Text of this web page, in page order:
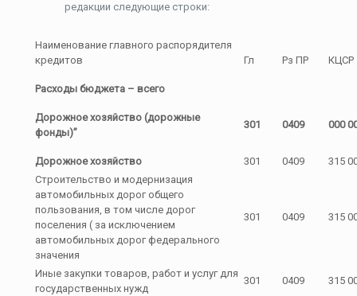
редакции следующие строки:
Наименование главного распорядителя
кредитов
Гл Рз ПР КЦСР
Расходы бюджета – всего
Дорожное хозяйство (дорожные
фонды)”
301 0409 000
Дорожное хозяйство 301 0409
315
Строительство и модернизация
автомобильных дорог общего
пользования, в том числе дорог
поселения ( за исключением
автомобильных дорог федерального
значения
301 0409 315
Иные закупки товаров, работ и услуг для
государственных нужд
301 0409 315